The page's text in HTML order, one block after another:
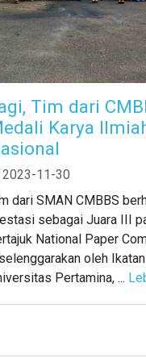
Tim dari
Karya
2023-11-30
dari SMAN CMBBS
sebagai Juara III
National Paper
oleh
Pertamina, ...